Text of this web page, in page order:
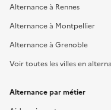
Alternance à Rennes
Alternance à Montpellier
Alternance à Grenoble
Voir toutes les villes en
Alternance par métier